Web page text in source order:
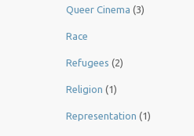
Queer Cinema (3)
Race
Refugees (2)
Religion (1)
Representation (1)